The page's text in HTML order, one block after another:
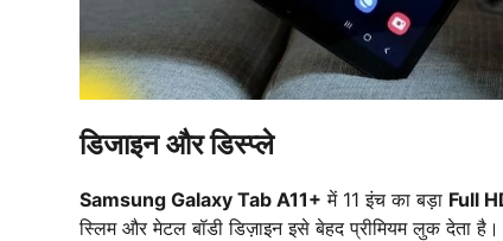
डिजाइन और डिस्प्ले
Samsung Galaxy Tab A11+ में 11 इंच का बड़ा Full
स्लिम और मेटल बॉडी डिज़ाइन इसे बेहद प्रीमियम लुक देता